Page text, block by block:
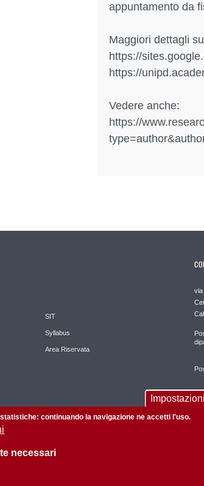
appuntamento da
Maggiori dettagli
https://
https://
Vedere anche:
https://
SIT
Syllabus
Area Riservata
via
continuando la navigazione ne accetti l'uso.
necessari